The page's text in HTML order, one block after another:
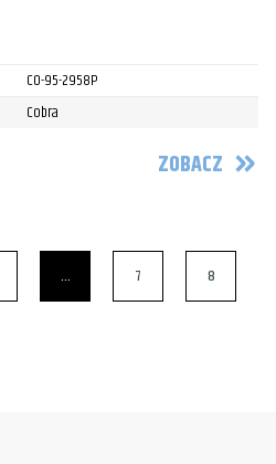
CO-95-2958P
Cobra
ZOBACZ
… 7 8